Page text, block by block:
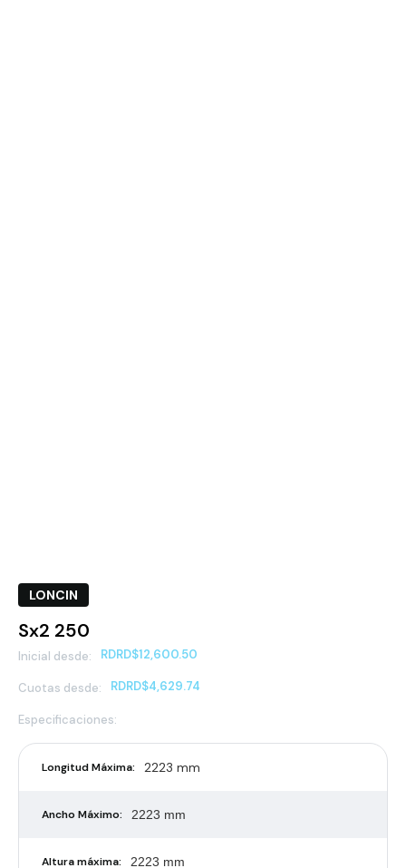
LONCIN
Sx2 250
Inicial desde: RDRD$12,600.50
Cuotas desde: RDRD$4,629.74
Especificaciones:
Longitud Máxima: 2223 mm
Ancho Máximo: 2223 mm
Altura máxima: 2223 mm